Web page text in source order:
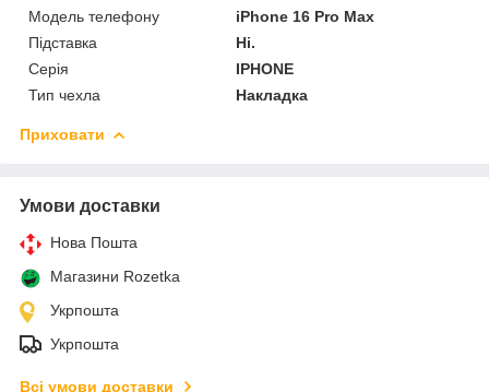
Модель телефону
iPhone 16 Pro Max
Підставка
Ні.
Серія
IPHONE
Тип чехла
Накладка
Приховати
Умови доставки
Нова Пошта
Магазини Rozetka
Укрпошта
Укрпошта
Всі умови доставки